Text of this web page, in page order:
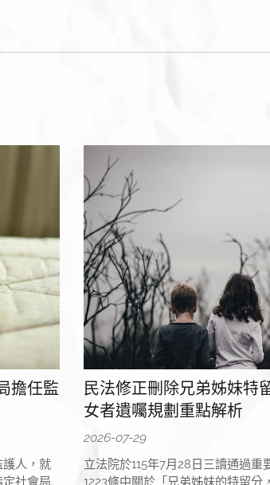
擔任監
人，就
社會局
民法修正刪除兄弟姊妹特
女者遺囑規劃重點解析
2026-07-29
立法院於115年7月28日三讀通過
1223條中關於「兄弟姊妹的特留分